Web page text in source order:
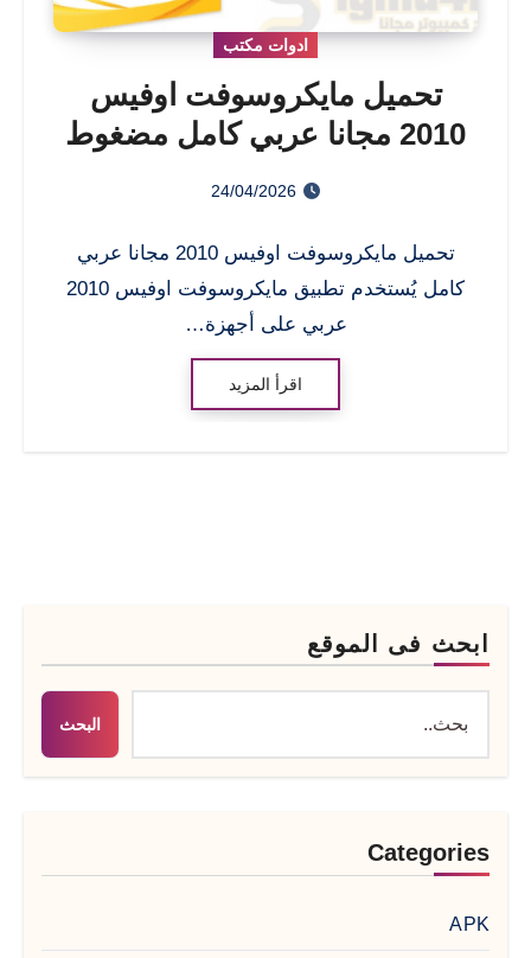
ادوات مكتب
تحميل مايكروسوفت اوفيس
2010 مجانا عربي كامل مضغوط
24/04/2026
تحميل مايكروسوفت اوفيس 2010 مجانا عربي
كامل يُستخدم تطبيق مايكروسوفت اوفيس 2010
عربي على أجهزة…
اقرأ المزيد
ابحث فى الموقع
البحث
Categories
APK